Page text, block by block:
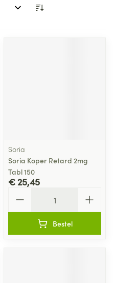
Soria
Soria Koper Retard 2mg
Tabl 150
€ 25,45
Bestel